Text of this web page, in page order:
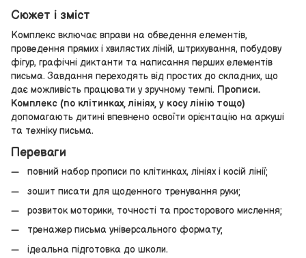
Сюжет і зміст
Комплекс включає вправи на обведення елементів,
проведення прямих і хвилястих ліній, штрихування, побудову
фігур, графічні диктанти та написання перших елементів
письма. Завдання переходять від простих до складних, що
дає можливість працювати у зручному темпі. Прописи.
Комплекс (по клітинках, лініях, у косу лінію тощо)
допомагають дитині впевнено освоїти орієнтацію на аркуші
та техніку письма.
Переваги
повний набор прописи по клітинках, лініях і косій лінії;
зошит писати для щоденного тренування руки;
розвиток моторики, точності та просторового мислення;
тренажер письма універсального формату;
ідеальна підготовка до школи.